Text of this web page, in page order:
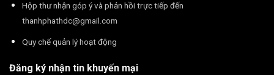
Hộp thư nhận góp ý và phản hồi trực tiếp đến
thanhphathdc@gmail.com
Quy chế quản lý hoạt động
Đăng ký nhận tin khuyến mại